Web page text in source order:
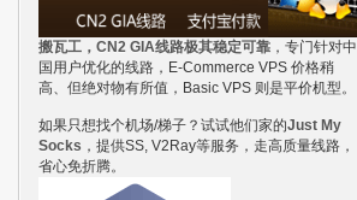
搬瓦工，CN2 GIA线路极其稳定可靠 ，专门针对中
国用户优化的线路，E-Commerce VPS 价格稍
高、但绝对物有所值，Basic VPS 则是平价机型。
如果只想找个机场/梯子？试试他们家的Just My
Socks ，提供SS, V2Ray等服务，走高质量线路，
省心免折腾。